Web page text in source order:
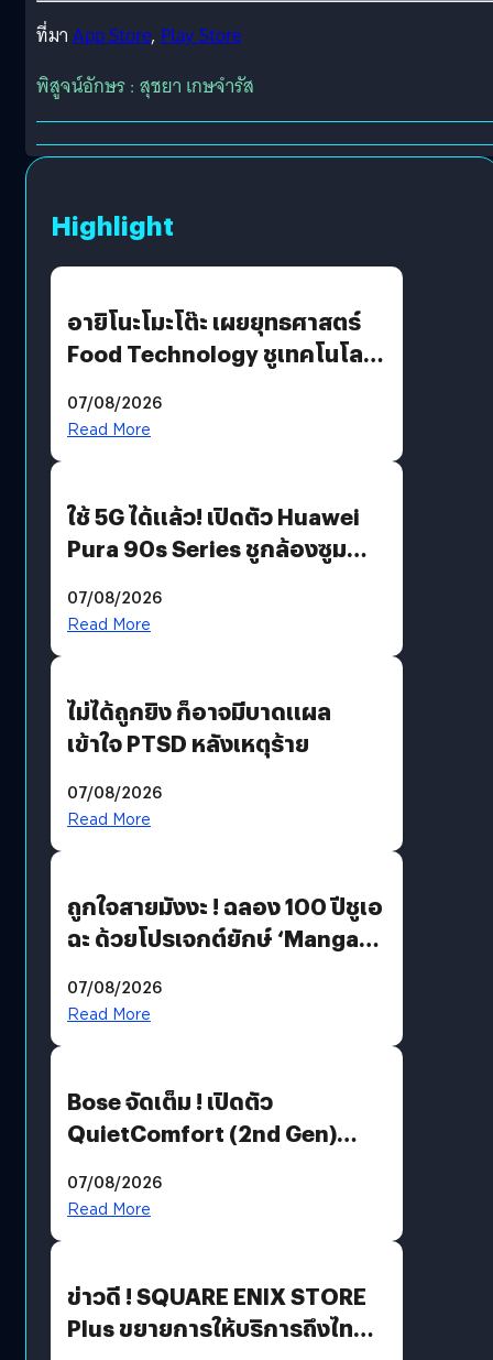
ที่มาApp Store, Play Store
พิสูจน์อักษร : สุชยา เกษจำรัส
Highlight
อายิโนะโมะโต๊ะ เผยยุทธศาสตร์
Food Technology ชูเทคโนโลยี
บริโภคและ B2B
07/08/2026
Read More
ใช้ 5G ได้แล้ว! เปิดตัว Huawei
Pura 90s Series ชูกล้องซูม
07/08/2026
Read More
ไม่ได้ถูกยิง ก็อาจมีบาดแผล
เข้าใจ PTSD หลังเหตุร้าย
07/08/2026
Read More
ถูกใจสายมังงะ ! ฉลอง 100 ปีชูเอ
ฉะ ด้วยโปรเจกต์ยักษ์ ‘Manga
มีภาษาไทยด้วย
07/08/2026
Read More
Bose จัดเต็ม ! เปิดตัว
QuietComfort (2nd Gen)
07/08/2026
Read More
ข่าวดี ! SQUARE ENIX STORE
Plus ขยายการให้บริการถึงไทย